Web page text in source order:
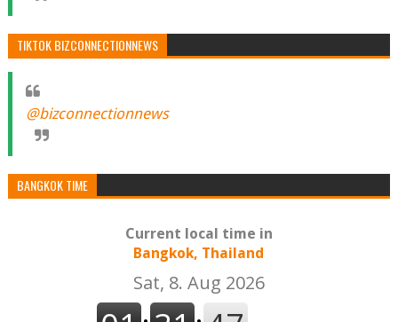
TIKTOK BIZCONNECTIONNEWS
@bizconnectionnews
BANGKOK TIME
Current local time in
Bangkok, Thailand